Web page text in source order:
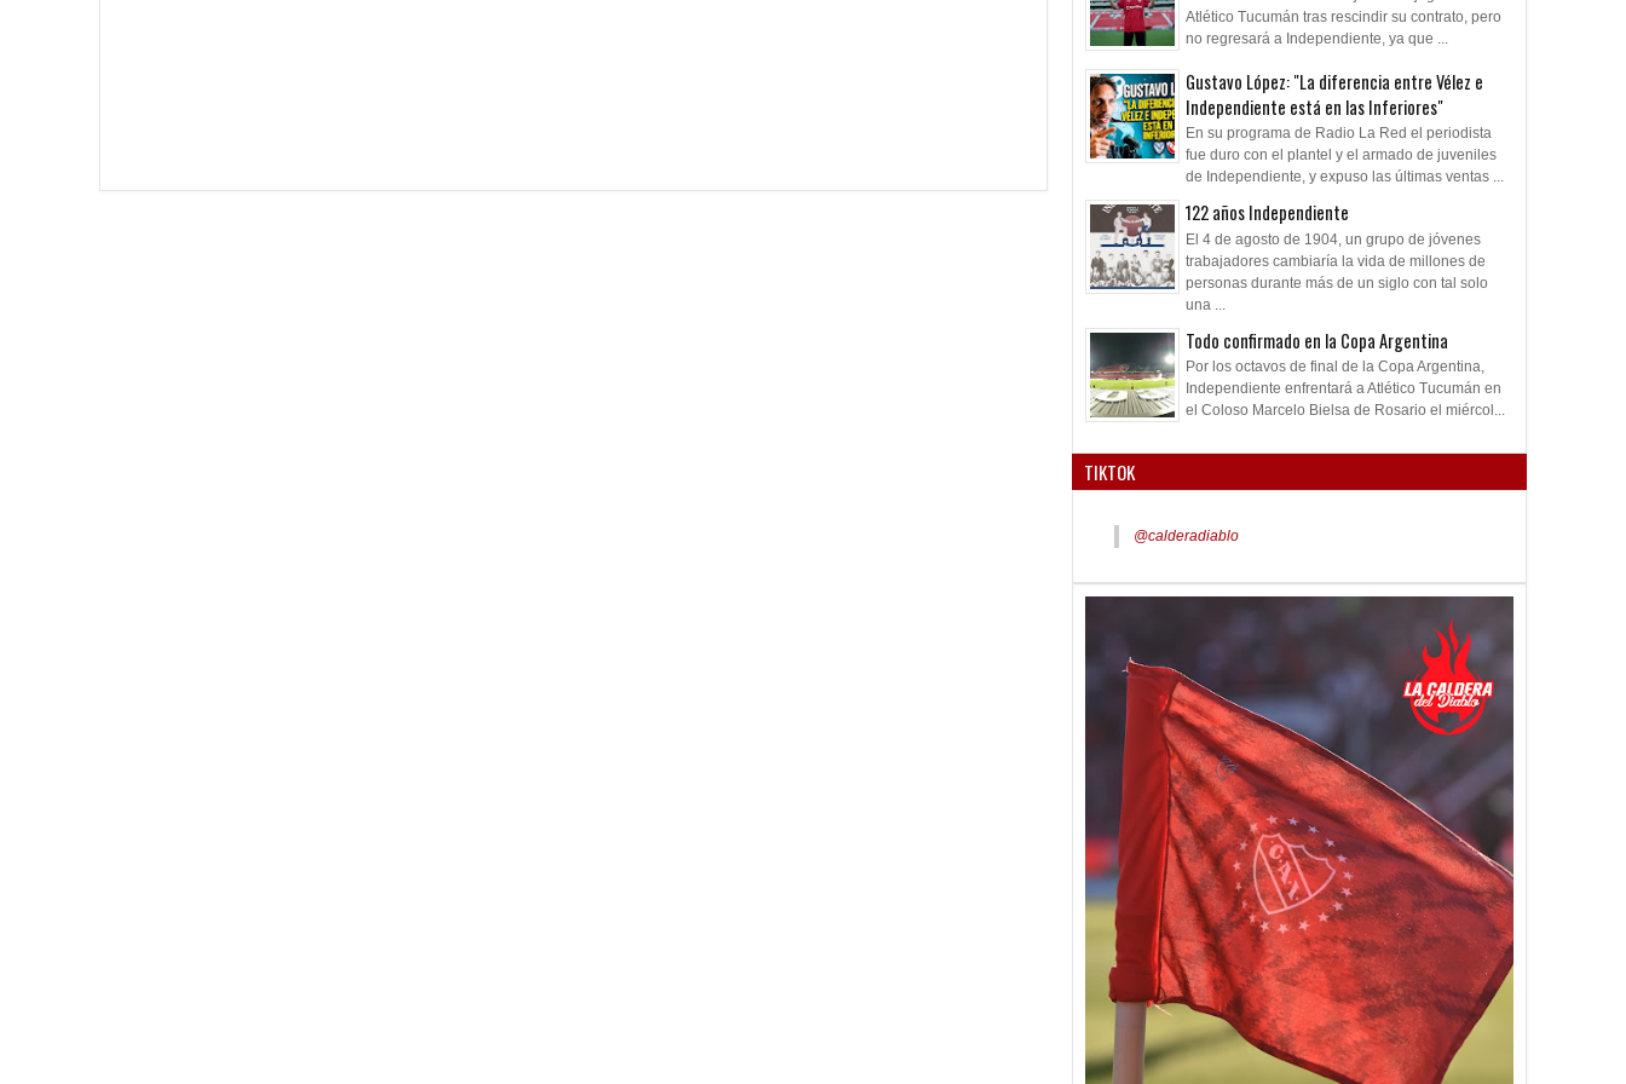
Atlético Tucumán tras rescindir su contrato, pero
no regresará a Independiente, ya que ...
Gustavo López: "La diferencia entre Vélez e
Independiente está en las Inferiores"
En su programa de Radio La Red el periodista
fue duro con el plantel y el armado de juveniles
de Independiente, y expuso las últimas ventas ...
122 años Independiente
El 4 de agosto de 1904, un grupo de jóvenes
trabajadores cambiaría la vida de millones de
personas durante más de un siglo con tal solo
una ...
Todo confirmado en la Copa Argentina
Por los octavos de final de la Copa Argentina,
Independiente enfrentará a Atlético Tucumán en
el Coloso Marcelo Bielsa de Rosario el miércol...
TIKTOK
@calderadiablo